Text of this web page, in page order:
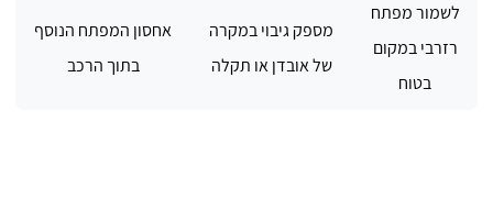
לשמור מפתח
רזרבי במקום
בטוח
מספק גיבוי במקרה
של אובדן או תקלה
אחסון המפתח הנוסף
בתוך הרכב